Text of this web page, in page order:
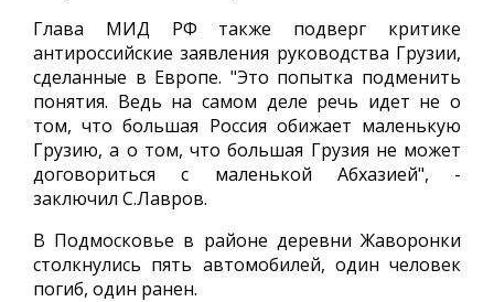
Глава МИД РФ также подверг критике
антироссийские заявления руководства Грузии,
сделанные в Европе. "Это попытка подменить
понятия. Ведь на самом деле речь идет не о
том, что большая Россия обижает маленькую
Грузию, а о том, что большая Грузия не может
договориться с маленькой Абхазией", -
заключил С.Лавров.
В Подмосковье в районе деревни Жаворонки
столкнулись пять автомобилей, один человек
погиб, один ранен.